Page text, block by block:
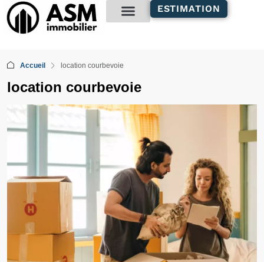
principal
ESTIMATION
Accueil location courbevoie
location courbevoie